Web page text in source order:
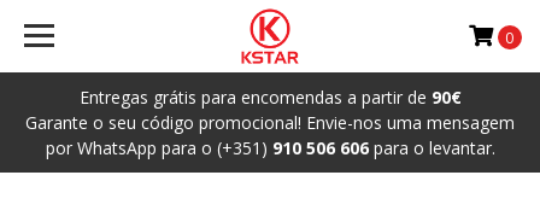
Entregas grátis para encomendas a partir de 90€
Garante o seu código promocional! Envie-nos uma mensagem
por WhatsApp para o (+351) 910 506 606para o levantar.
0